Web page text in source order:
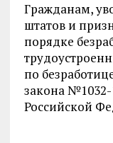
Гражданам,
штатов и
порядке
по
закона №1032-
Российской